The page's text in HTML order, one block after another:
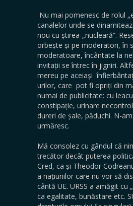
Nu mai pomenesc de rolul
canalelor unde se
nou cu știrea-„nucleară”.
orbește și pe moderatori, în
moderatoare, încântate la
invitații se întrec în jigniri.
mereu pe aceiași
urilor, care pot fi opriți din
numai de publicitate: cu
constipație, urinare
dureri de șale, păduchi. N-
urmăresc.
Mă consolez cu gândul că
trecător decât puterea
Cred, ca și Theodor
a națiunilor care nu vor să
cântă UE. URSS a amăgit cu
ca egalitate, bunăstare etc.